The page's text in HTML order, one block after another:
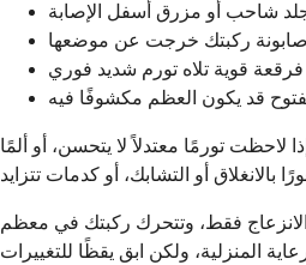
شاحب أو مزرق أسفل الإصابة
صابونة ركبتك خرجت عن موضعها
قوية تلاه تورم شديد فوري
قد يكون العظم مكشوفًا فيه
تورمًا معتدلاً لا يتحسن، أو ألمًا
الانزعاج فقط، وتتحرك ركبتك في معظم